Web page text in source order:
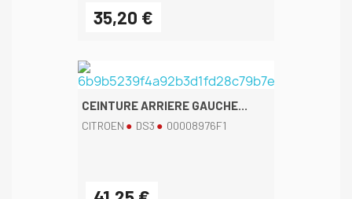
35,20 €
CEINTURE ARRIERE GAUCHE...
CITROEN DS3 00008976F1